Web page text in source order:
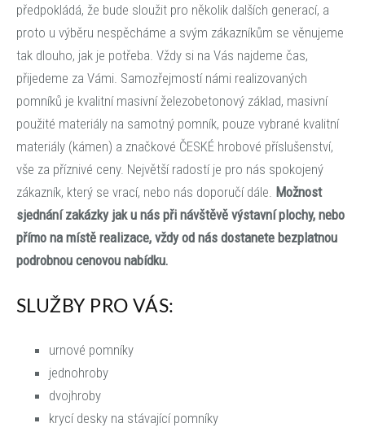
předpokládá, že bude sloužit pro několik dalších generací, a
proto u výběru nespěcháme a svým zákazníkům se věnujeme
tak dlouho, jak je potřeba. Vždy si na Vás najdeme čas,
přijedeme za Vámi. Samozřejmostí námi realizovaných
pomníků je kvalitní masivní železobetonový základ, masivní
použité materiály na samotný pomník, pouze vybrané kvalitní
materiály (kámen) a značkové ČESKÉ hrobové příslušenství,
vše za příznivé ceny. Největší radostí je pro nás spokojený
zákazník, který se vrací, nebo nás doporučí dále. Možnost
sjednání zakázky jak u nás při návštěvě výstavní plochy, nebo
přímo na místě realizace, vždy od nás dostanete bezplatnou
podrobnou cenovou nabídku.
SLUŽBY PRO VÁS:
urnové pomníky
jednohroby
dvojhroby
krycí desky na stávající pomníky